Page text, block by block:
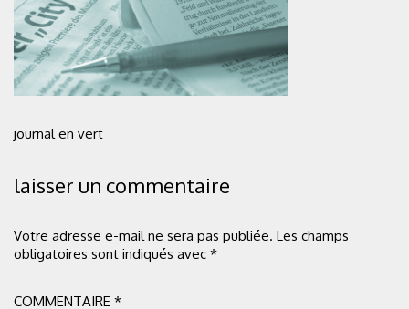
journal en vert
laisser un commentaire
Votre adresse e-mail ne sera pas publiée. Les champs
obligatoires sont indiqués avec *
COMMENTAIRE *